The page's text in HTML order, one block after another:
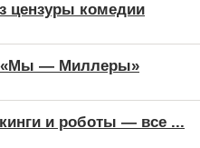
цензуры комедии
«Мы — Миллеры»
и роботы — все ...